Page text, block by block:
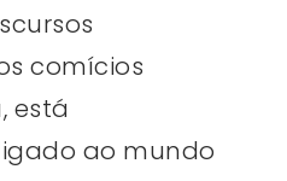
comícios
está
ao mundo